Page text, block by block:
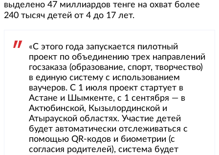
выделено 47 миллиардов тенге на охват более
240 тысяч детей от 4 до 17 лет.
«С этого года запускается пилотный
проект по объединению трех направлений
госзаказа (образование, спорт, творчество)
в единую систему с использованием
ваучеров. С 1 июля проект стартует в
Астане и Шымкенте, с 1 сентября — в
Актюбинской, Кызылординской и
Атырауской областях. Участие детей
будет автоматически отслеживаться с
помощью QR-кодов и биометрии (с
согласия родителей), система будет